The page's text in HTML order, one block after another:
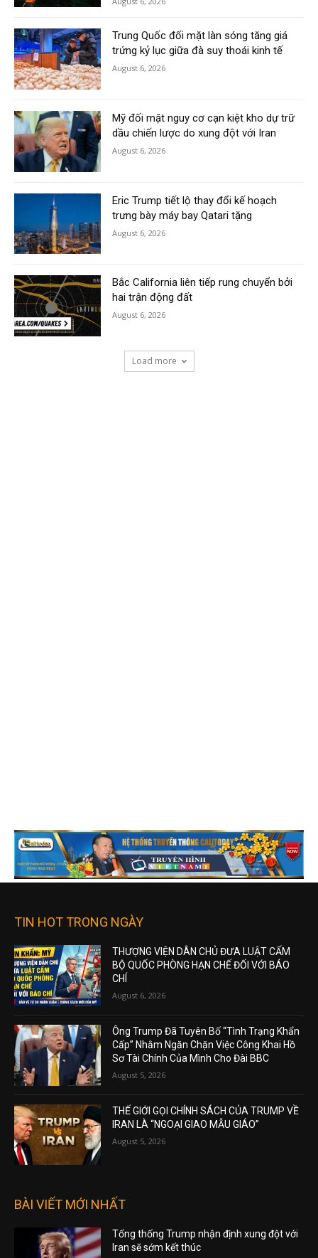
Trung Quốc đối mặt làn sóng tăng giá
trứng kỷ lục giữa đà suy thoái kinh tế
August 6, 2026
Mỹ đối mặt nguy cơ cạn kiệt kho dự trữ
dầu chiến lược do xung đột với Iran
August 6, 2026
Eric Trump tiết lộ thay đổi kế hoạch
trưng bày máy bay Qatari tặng
August 6, 2026
Bắc California liên tiếp rung chuyển bởi
hai trận động đất
August 6, 2026
Load more
TIN HOT TRONG NGÀY
THƯỢNG VIỆN DÂN CHỦ ĐƯA LUẬT CẤM
BỘ QUỐC PHÒNG HẠN CHẾ ĐỐI VỚI BÁO
CHÍ
August 6, 2026
Ông Trump Đã Tuyên Bố “Tình Trạng Khẩn
Cấp” Nhằm Ngăn Chặn Việc Công Khai Hồ
Sơ Tài Chính Của Mình Cho Đài BBC
August 5, 2026
THẾ GIỚI GỌI CHÍNH SÁCH CỦA TRUMP VỀ
IRAN LÀ “NGOẠI GIAO MẪU GIÁO”
August 5, 2026
BÀI VIẾT MỚI NHẤT
Tổng thống Trump nhận định xung đột với
Iran sẽ sớm kết thúc